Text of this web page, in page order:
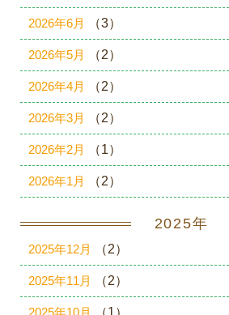
2026年6月 （3）
2026年5月 （2）
2026年4月 （2）
2026年3月 （2）
2026年2月 （1）
2026年1月 （2）
2025年
2025年12月 （2）
2025年11月 （2）
2025年10月 （1）